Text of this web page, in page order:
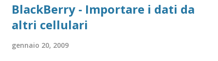
BlackBerry - Importare i dati da
altri cellulari
gennaio 20, 2009